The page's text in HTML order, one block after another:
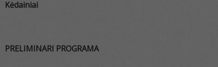
Kėdainiai
PRELIMINARI PROGRAMA